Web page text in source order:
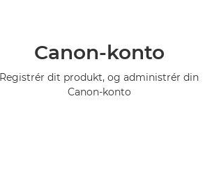
Canon-konto
Registrér dit produkt, og administrér din
Canon-konto